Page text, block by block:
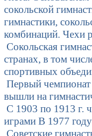
сокольской
гимнастики,
комбинаций. Чехи
Сокольская
странах, в том
спортивных
Первый
вышли на
С 1903 по 1913 г.
играми В 1977
Советские